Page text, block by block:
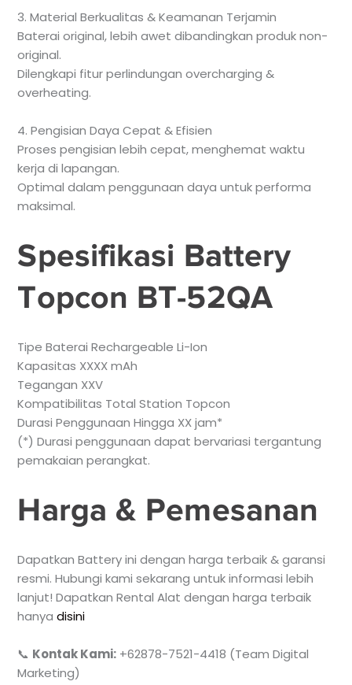
3. Material Berkualitas & Keamanan Terjamin
Baterai original, lebih awet dibandingkan produk non-
original.
Dilengkapi fitur perlindungan overcharging &
overheating.
4. Pengisian Daya Cepat & Efisien
Proses pengisian lebih cepat, menghemat waktu
kerja di lapangan.
Optimal dalam penggunaan daya untuk performa
maksimal.
Spesifikasi Battery
Topcon BT-52QA
Tipe Baterai Rechargeable Li-Ion
Kapasitas XXXX mAh
Tegangan XXV
Kompatibilitas Total Station Topcon
Durasi Penggunaan Hingga XX jam*
(*) Durasi penggunaan dapat bervariasi tergantung
pemakaian perangkat.
Harga & Pemesanan
Dapatkan Battery ini dengan harga terbaik & garansi
resmi. Hubungi kami sekarang untuk informasi lebih
lanjut! Dapatkan Rental Alat dengan harga terbaik
hanyadisini
📞 Kontak Kami: +62878-7521-4418 (Team Digital
Marketing)